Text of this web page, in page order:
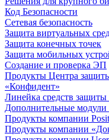
Код Безопасности
Сетевая безопасность
Защита виртуальных
Защита конечных точек
Защита мобильных
Создание и проверка ЭП
Продукты Центра
«Конфидент»
Линейка средств
Дополнительные
Продукты компании
Продукты компании